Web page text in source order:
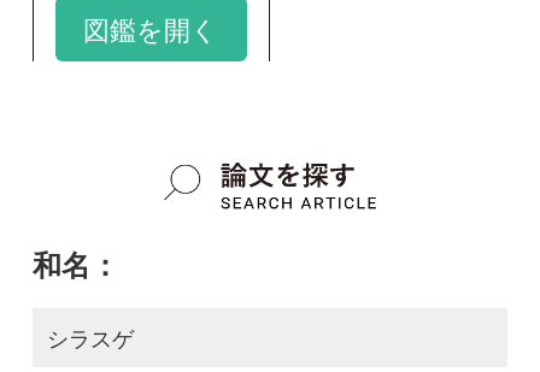
google scholar
この種に関する